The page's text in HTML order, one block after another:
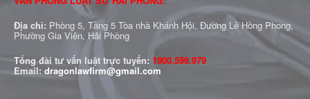
Địa chỉ: Phòng 5, Tầng 5 Tòa nhà Khánh Hội, Đường Lê Hồng Phong,
Phường Gia Viên, Hải Phòng
Tổng đài tư vấn luật trực tuyến: 1900.599.979
Email: dragonlawfirm@gmail.com